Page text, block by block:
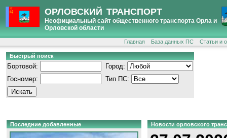
ОРЛОВСКИЙ ТРАНСПОРТ
Неофициальный сайт общественного транспорта Орла и
Орловской области
Главная База данных ПС Статьи и
Быстрый поиск
Бортовой:
Город:
Госномер:
Тип ПС:
Последние добавленные Новости орловского